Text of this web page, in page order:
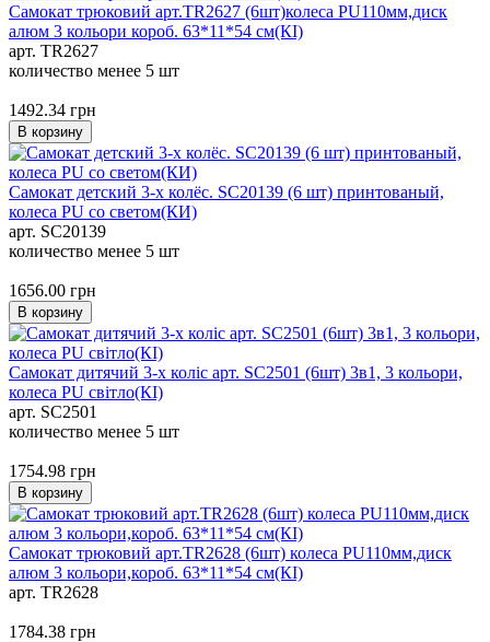
Самокат трюковий арт.TR2627 (6шт)колеса PU110мм,диск
алюм 3 кольори короб. 63*11*54 см(КІ)
арт. TR2627
количество менее 5 шт
1492.34 грн
В корзину
Самокат детский 3-х колёс. SC20139 (6 шт) принтованый,
колеса PU со светом(КИ)
арт. SC20139
количество менее 5 шт
1656.00 грн
В корзину
Самокат дитячий 3-х коліс арт. SC2501 (6шт) 3в1, 3 кольори,
колеса PU світло(КІ)
арт. SC2501
количество менее 5 шт
1754.98 грн
В корзину
Самокат трюковий арт.TR2628 (6шт) колеса PU110мм,диск
алюм 3 кольори,короб. 63*11*54 см(КІ)
арт. TR2628
1784.38 грн